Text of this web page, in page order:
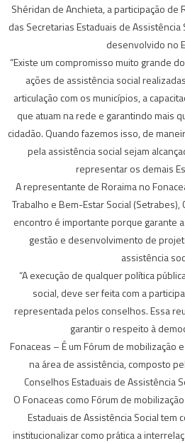
Shéridan de Anchieta, a participação
das Secretarias Estaduais de
desenvolvido no
“Existe um compromisso muito grande
ações de assistência social
articulação com os municípios, a
que atuam na rede e garantindo mais
cidadão. Quando fazemos isso, de
pela assistência social sejam
representar os demais
A representante de Roraima no
Trabalho e Bem-Estar Social (Setrabes),
encontro é importante porque garante
gestão e desenvolvimento de
assistência
“A execução de qualquer política
social, deve ser feita com a
representada pelos conselhos. Essa
garantir o respeito à
Fonaceas – É um Fórum de mobilização
na área de assistência, composto
Conselhos Estaduais de Assistência
O Fonaceas como Fórum de
Estaduais de Assistência Social tem
institucionalizar como prática a